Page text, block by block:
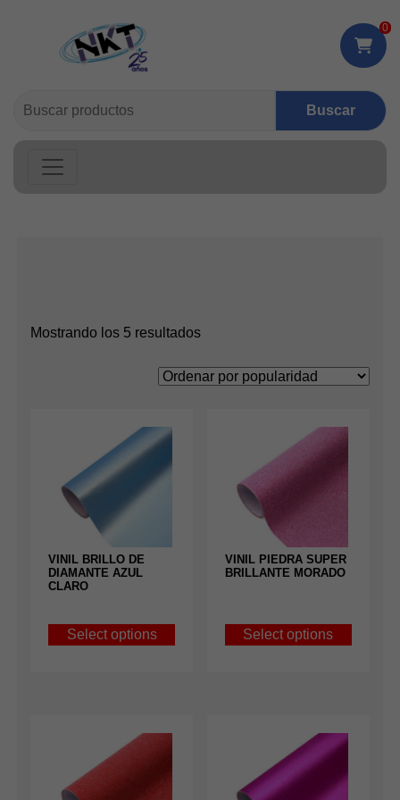
0
Mostrando los 5 resultadosOrdenado
popularidad
VINIL BRILLO DE
DIAMANTE AZUL
CLARO
Select options
VINIL PIEDRA SUPER
BRILLANTE MORADO
Select options